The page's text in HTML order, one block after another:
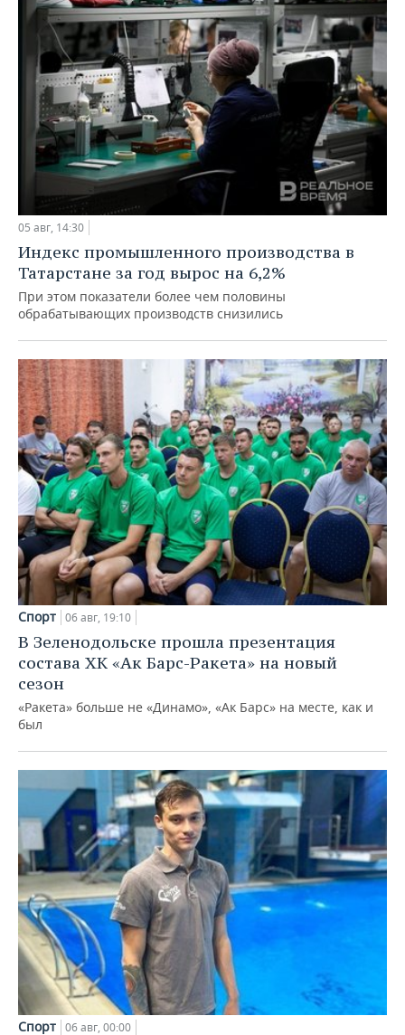
05 авг, 14:30
Индекс промышленного производства в
Татарстане за год вырос на 6,2%
При этом показатели более чем половины
обрабатывающих производств снизились
Спорт 06 авг, 19:10
В Зеленодольске прошла презентация
состава ХК «Ак Барс-Ракета» на новый
сезон
«Ракета» больше не «Динамо», «Ак Барс» на месте, как и
был
Спорт 06 авг, 00:00